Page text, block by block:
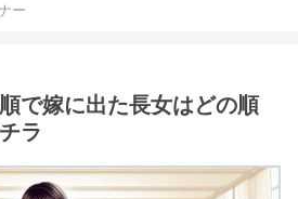
ー
で嫁に出た長女はどの順
ラ